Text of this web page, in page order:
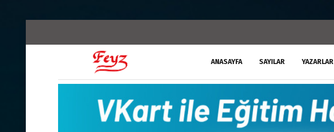
ANASAYFA SAYILAR YAZARLAR